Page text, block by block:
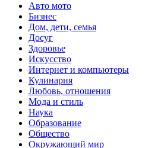
Авто мото
Бизнес
Дом, дети, семья
Досуг
Здоровье
Искусство
Интернет и компьютеры
Кулинария
Любовь, отношения
Мода и стиль
Наука
Образование
Общество
Окружающий мир